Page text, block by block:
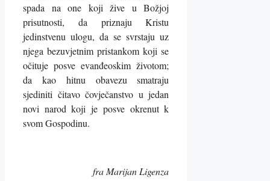
spada na one koji žive u Božjoj
prisutnosti, da priznaju Kristu
jedinstvenu ulogu, da se svrstaju uz
njega bezuvjetnim pristankom koji se
očituje posve evanđeoskim životom;
da kao hitnu obavezu smatraju
sjediniti čitavo čovječanstvo u jedan
novi narod koji je posve okrenut k
svom Gospodinu.
fra Marijan Ligenza